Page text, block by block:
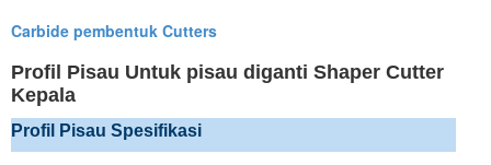
Carbide pembentuk Cutters
Profil Pisau Untuk pisau diganti Shaper Cutter
Kepala
Profil Pisau Spesifikasi